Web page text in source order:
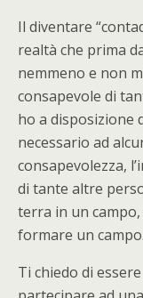
Il diventare
realtà che prima
nemmeno e non
consapevole di
ho a disposizione
necessario ad
consapevolezza,
di tante altre
terra in un
formare un campo.
Ti chiedo di